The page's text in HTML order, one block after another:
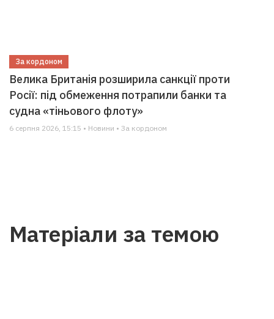
За кордоном
Велика Британія розширила санкції проти
Росії: під обмеження потрапили банки та
судна «тіньового флоту»
6 серпня 2026, 15:15 • Новини • За кордоном
Матеріали за темою